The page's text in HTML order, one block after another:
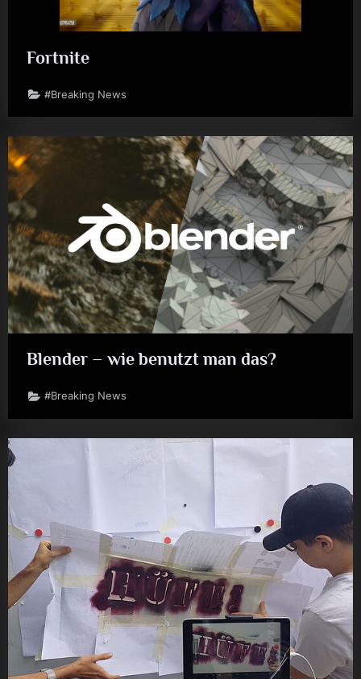
Fortnite
#Breaking News
Blender – wie benutzt man das?
#Breaking News